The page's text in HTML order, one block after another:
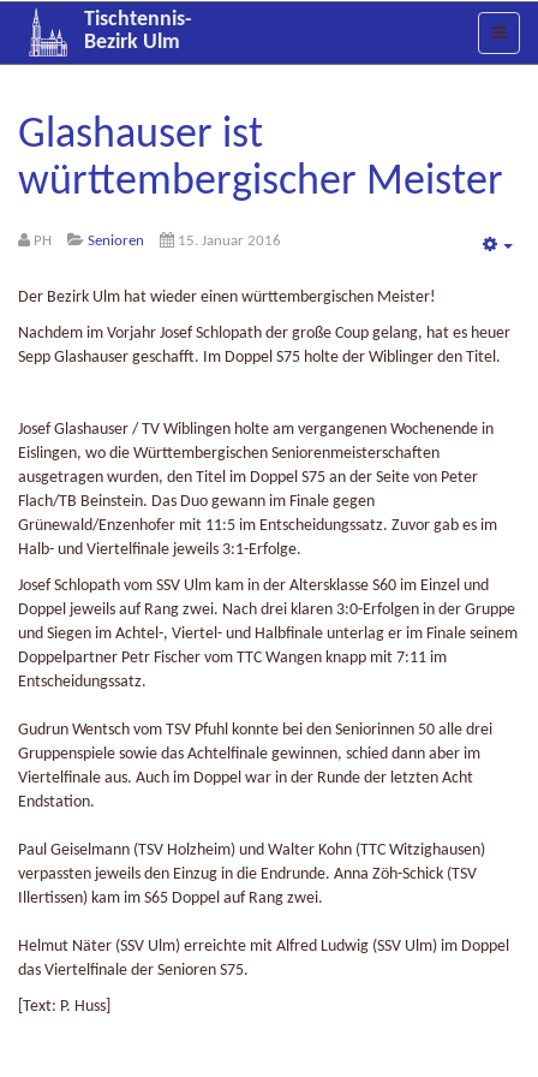
Tischtennis-
Bezirk Ulm
Glashauser ist
württembergischer Meister
PH Senioren 15. Januar 2016
Der Bezirk Ulm hat wieder einen württembergischen Meister!
Nachdem im Vorjahr Josef Schlopath der große Coup gelang, hat es heuer
Sepp Glashauser geschafft. Im Doppel S75 holte der Wiblinger den Titel.
Josef Glashauser / TV Wiblingen holte am vergangenen Wochenende in
Eislingen, wo die Württembergischen Seniorenmeisterschaften
ausgetragen wurden, den Titel im Doppel S75 an der Seite von Peter
Flach/TB Beinstein. Das Duo gewann im Finale gegen
Grünewald/Enzenhofer mit 11:5 im Entscheidungssatz. Zuvor gab es im
Halb- und Viertelfinale jeweils 3:1-Erfolge.
Josef Schlopath vom SSV Ulm kam in der Altersklasse S60 im Einzel und
Doppel jeweils auf Rang zwei. Nach drei klaren 3:0-Erfolgen in der Gruppe
und Siegen im Achtel-, Viertel- und Halbfinale unterlag er im Finale seinem
Doppelpartner Petr Fischer vom TTC Wangen knapp mit 7:11 im
Entscheidungssatz.
Gudrun Wentsch vom TSV Pfuhl konnte bei den Seniorinnen 50 alle drei
Gruppenspiele sowie das Achtelfinale gewinnen, schied dann aber im
Viertelfinale aus. Auch im Doppel war in der Runde der letzten Acht
Endstation.
Paul Geiselmann (TSV Holzheim) und Walter Kohn (TTC Witzighausen)
verpassten jeweils den Einzug in die Endrunde. Anna Zöh-Schick (TSV
Illertissen) kam im S65 Doppel auf Rang zwei.
Helmut Näter (SSV Ulm) erreichte mit Alfred Ludwig (SSV Ulm) im Doppel
das Viertelfinale der Senioren S75.
[Text: P. Huss]